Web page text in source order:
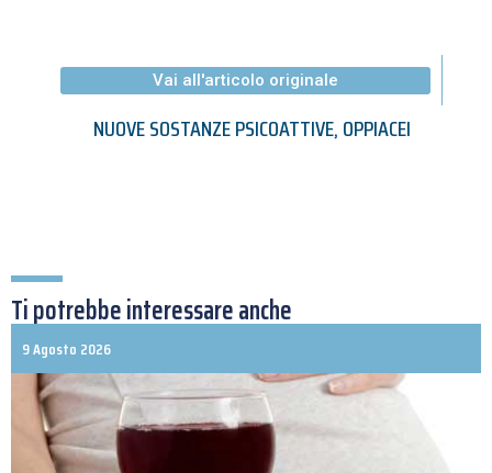
Vai all'articolo originale
NUOVE SOSTANZE PSICOATTIVE,OPPIACEI
Ti potrebbe interessare anche
9 Agosto 2026